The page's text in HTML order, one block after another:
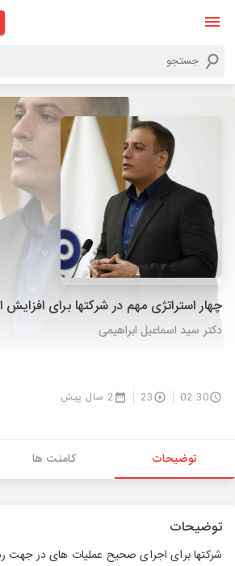
چهار استراتژی مهم در شرکتها برای
دکتر سید اسماعیل ابراهیمی
02:30
23 2 سال پیش
توضیحات کامنت ها
توضیحات
شرکتها برای اجرای صحیح عملیات های در